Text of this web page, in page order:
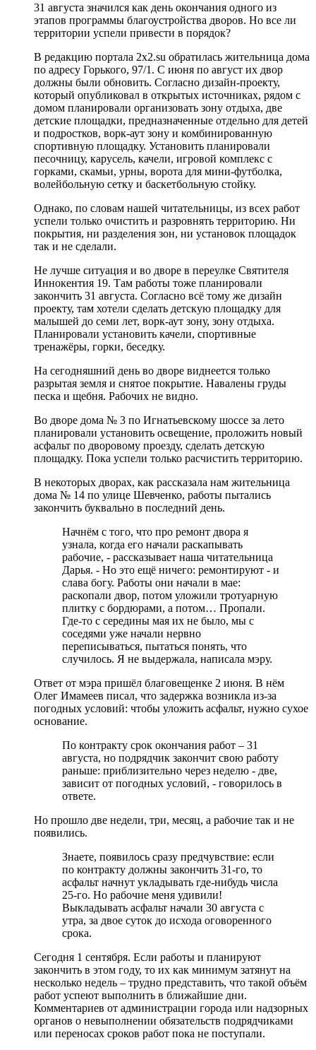
31 августа значился как день окончания одного из
этапов программы благоустройства дворов. Но все ли
территории успели привести в порядок?
В редакцию портала 2x2.su обратилась жительница дома
по адресу Горького, 97/1. С июня по август их двор
должны были обновить. Согласно дизайн-проекту,
который опубликовал в открытых источниках, рядом с
домом планировали организовать зону отдыха, две
детские площадки, предназначенные отдельно для детей
и подростков, ворк-аут зону и комбинированную
спортивную площадку. Установить планировали
песочницу, карусель, качели, игровой комплекс с
горками, скамьи, урны, ворота для мини-футболка,
волейбольную сетку и баскетбольную стойку.
Однако, по словам нашей читательницы, из всех работ
успели только очистить и разровнять территорию. Ни
покрытия, ни разделения зон, ни установок площадок
так и не сделали.
Не лучше ситуация и во дворе в переулке Святителя
Иннокентия 19. Там работы тоже планировали
закончить 31 августа. Согласно всё тому же дизайн
проекту, там хотели сделать детскую площадку для
малышей до семи лет, ворк-аут зону, зону отдыха.
Планировали установить качели, спортивные
тренажёры, горки, беседку.
На сегодняшний день во дворе виднеется только
разрытая земля и снятое покрытие. Навалены груды
песка и щебня. Рабочих не видно.
Во дворе дома № 3 по Игнатьевскому шоссе за лето
планировали установить освещение, проложить новый
асфальт по дворовому проезду, сделать детскую
площадку. Пока успели только расчистить территорию.
В некоторых дворах, как рассказала нам жительница
дома № 14 по улице Шевченко, работы пытались
закончить буквально в последний день.
Начнём с того, что про ремонт двора я
узнала, когда его начали раскапывать
рабочие, - рассказывает наша читательница
Дарья. - Но это ещё ничего: ремонтируют - и
слава богу. Работы они начали в мае:
раскопали двор, потом уложили тротуарную
плитку с бордюрами, а потом… Пропали.
Где-то с середины мая их не было, мы с
соседями уже начали нервно
переписываться, пытаться понять, что
случилось. Я не выдержала, написала мэру.
Ответ от мэра пришёл благовещенке 2 июня. В нём
Олег Имамеев писал, что задержка возникла из-за
погодных условий: чтобы уложить асфальт, нужно сухое
основание.
По контракту срок окончания работ – 31
августа, но подрядчик закончит свою работу
раньше: приблизительно через неделю - две,
зависит от погодных условий, - говорилось в
ответе.
Но прошло две недели, три, месяц, а рабочие так и не
появились.
Знаете, появилось сразу предчувствие: если
по контракту должны закончить 31-го, то
асфальт начнут укладывать где-нибудь числа
25-го. Но рабочие меня удивили!
Выкладывать асфальт начали 30 августа с
утра, за двое суток до исхода оговоренного
срока.
Сегодня 1 сентября. Если работы и планируют
закончить в этом году, то их как минимум затянут на
несколько недель – трудно представить, что такой объём
работ успеют выполнить в ближайшие дни.
Комментариев от администрации города или надзорных
органов о невыполнении обязательств подрядчиками
или переносах сроков работ пока не поступали.